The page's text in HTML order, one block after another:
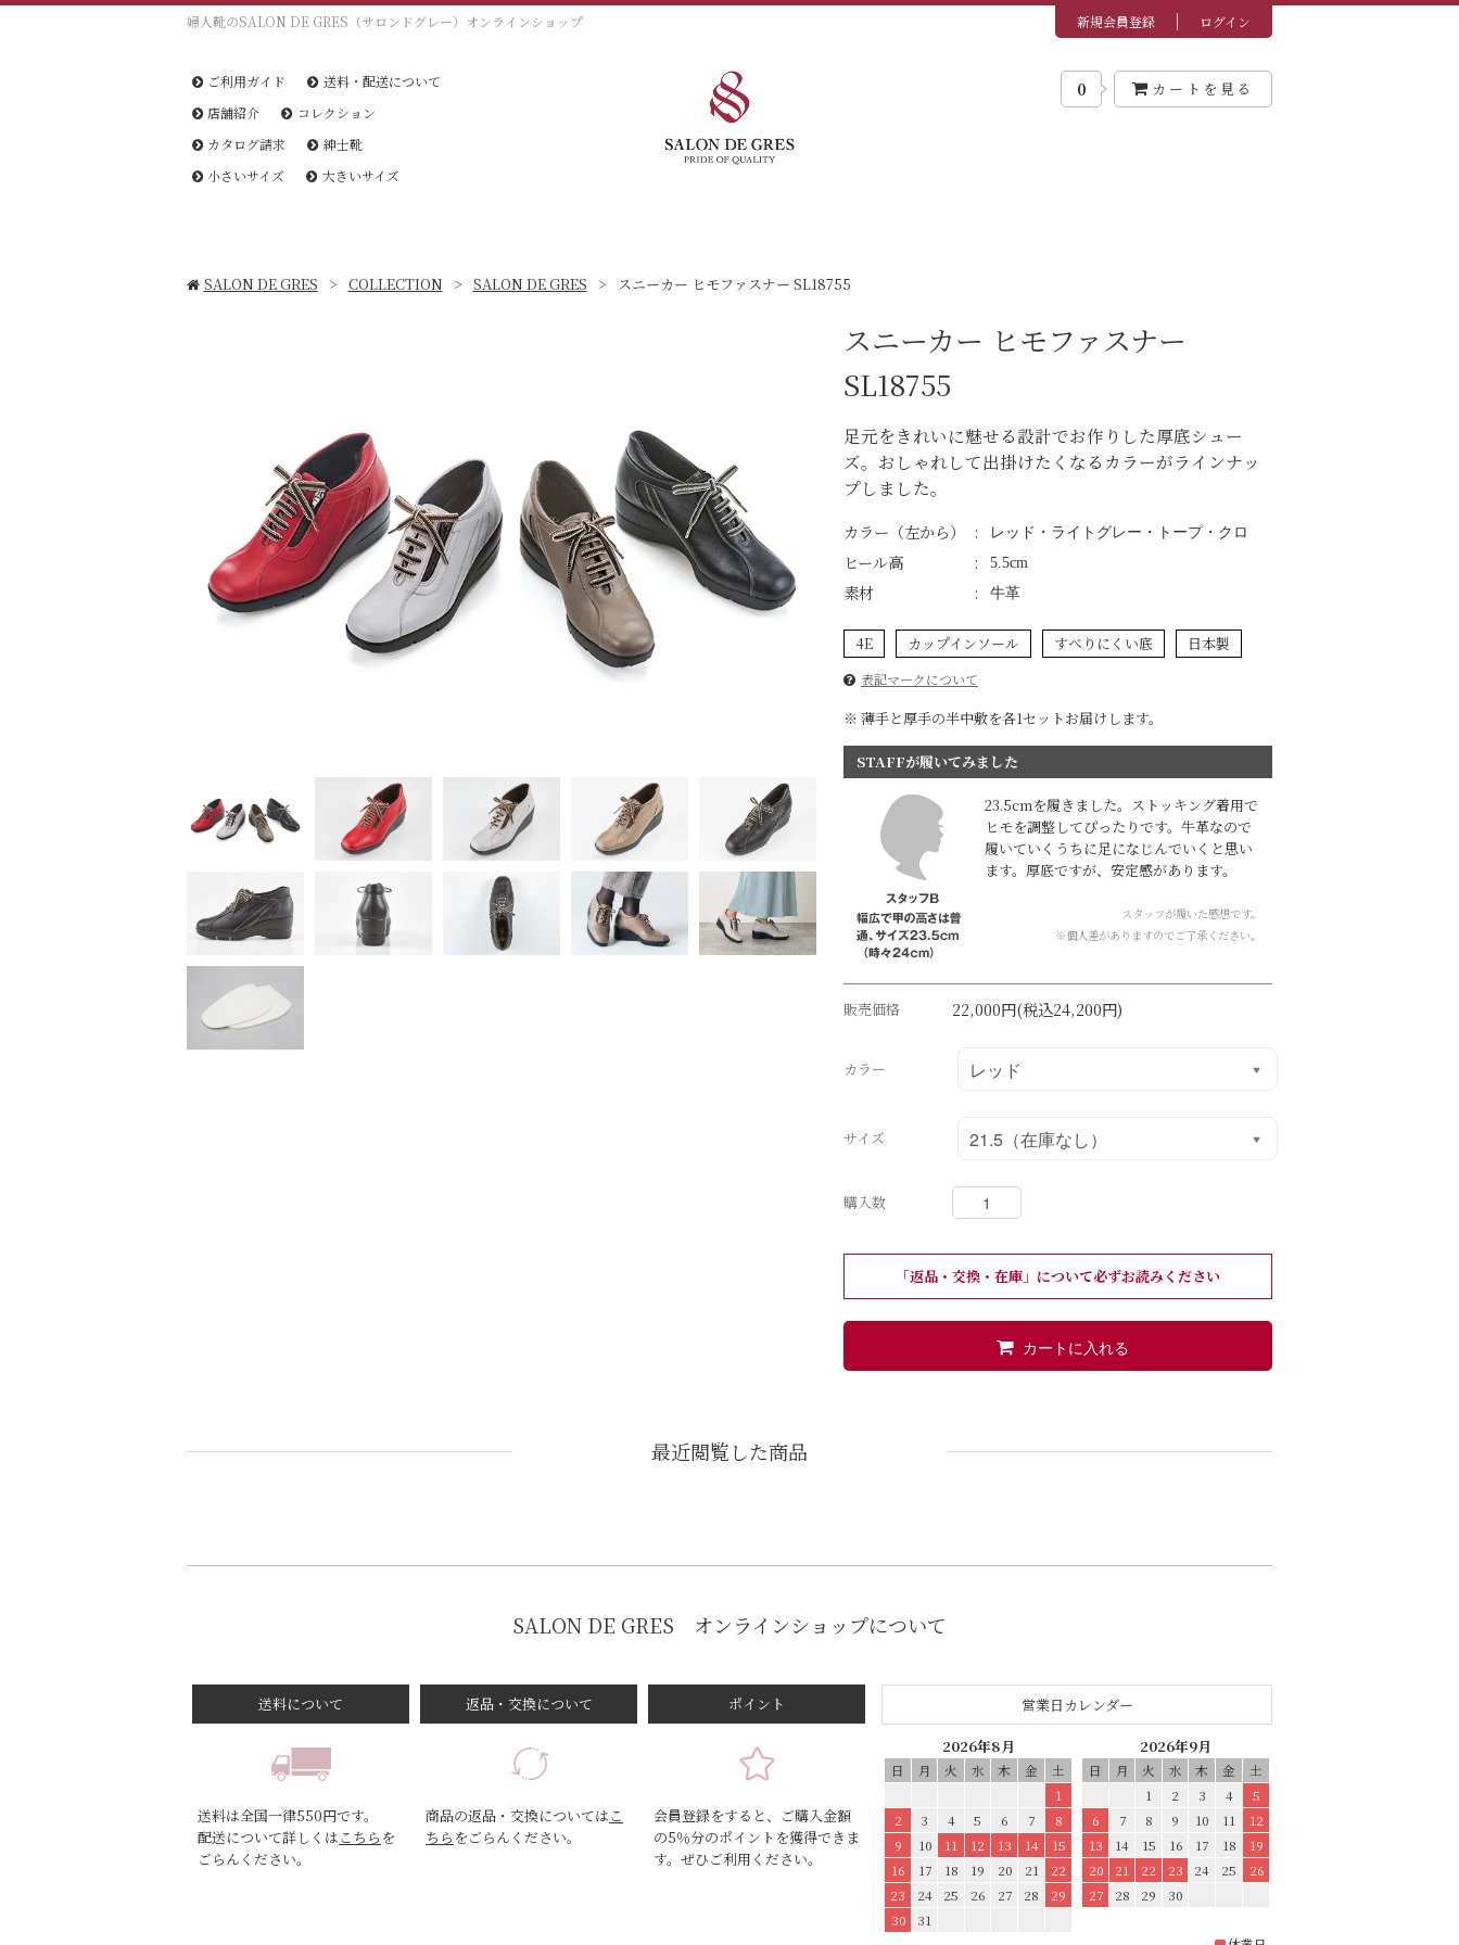
婦人靴のSALON DE GRES（サロンドグレー）オンラインショップ 新規会員登録 ログイン
ご利用ガイド
送料・配送について
店舗紹介
コレクション
カタログ請求
紳士靴
小さいサイズ
大きいサイズ
0 カートを見る
SALON DE GRES COLLECTION SALON DE GRES スニーカー ヒモファスナー SL18755
スニーカー ヒモファスナー
SL18755
足元をきれいに魅せる設計でお作りした厚底シュー
ズ。おしゃれして出掛けたくなるカラーがラインナッ
プしました。
カラー（左から） レッド・ライトグレー・トープ・クロ
ヒール高 5.5cm
素材 牛革
4E カップインソール すべりにくい底 日本製
表記マークについて
※ 薄手と厚手の半中敷を各1セットお届けします。
STAFFが履いてみました
23.5cmを履きました。ストッキング着用で
ヒモを調整してぴったりです。牛革なので
履いていくうちに足になじんでいくと思い
ます。厚底ですが、安定感があります。
スタッフが履いた感想です。
※個人差がありますのでご了承ください。
販売価格 22,000円(税込24,200円)
カラー
サイズ
購入数
「返品・交換・在庫」について必ずお読みください
カートに入れる
最近閲覧した商品
SALON DE GRES オンラインショップについて
送料について
送料は全国一律550円です。
配送について詳しくはこちら を
ごらんください。
返品・交換について
商品の返品・交換についてはこ
ちら をごらんください。
ポイント
会員登録をすると、ご購入金額
の5％分のポイントを獲得できま
す。ぜひご利用ください。
営業日カレンダー
2026年8月
日 月 火 水 木 金
土
1
2
3 4 5 6 7
8
9
10 11 12 13 14
15
16
17 18 19 20 21
22
23
24 25 26 27 28
29
30
31
2026年9月
日 月 火 水 木 金
土
1
2 3 4
5
6
7 8 9 10 11
12
13
14 15 16 17 18
19
20
21 22 23 24 25
26
27
28 29 30